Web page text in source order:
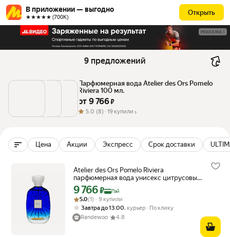
В приложении — выгодно
★★★★★ (700К)
Открыть
РЕКЛАМА
9 предложений
Парфюмерная вода Atelier des Ors Pomelo
Riviera 100 мл.
от 9 766 ₽
5.0 (8) · 19 купили
Цена Акции Экспресс Срок доставки
Atelier des Ors Pomelo Riviera
парфюмерная вода унисекс цитрусовый
аромат 100мл
Цена с картой Яндекс Пэй 9766 ₽ вместо
9 766₽ Пэй
Рейтинг товара: 5.0 из 5
Оценок: (1) · 9 купили
5.0(1) · 9 купили
Завтра до 13:00, курьер
По клику
Randewoo
4.8